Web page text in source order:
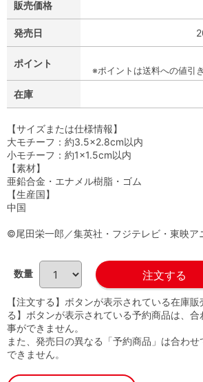
販売価格
発売日
ポイント
※ポイントは送料への値引
在庫
【サイズまたは仕様情報】
大モチーフ：約3.5×2.8cm以内
小モチーフ：約1×1.5cm以内
【素材】
亜鉛合金・エナメル樹脂・ゴム
【生産国】
中国
©尾田栄一郎／集英社・フジテレビ・東映ア
数量
【注文する】ボタンが表示されている在庫
る】ボタンが表示されている予約商品は、合
事ができません。
また、発売日の異なる「予約商品」は合わ
できません。